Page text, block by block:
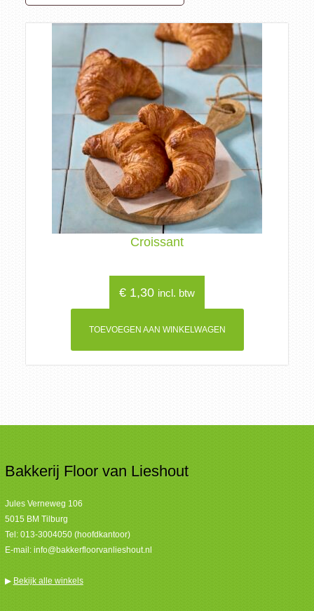
Croissant
€ 1,30 incl. btw
TOEVOEGEN AAN WINKELWAGEN
Bakkerij Floor van Lieshout
Jules Verneweg 106
5015 BM Tilburg
Tel: 013-3004050 (hoofdkantoor)
E-mail: info@bakkerfloorvanlieshout.nl
▶ Bekijk alle winkels